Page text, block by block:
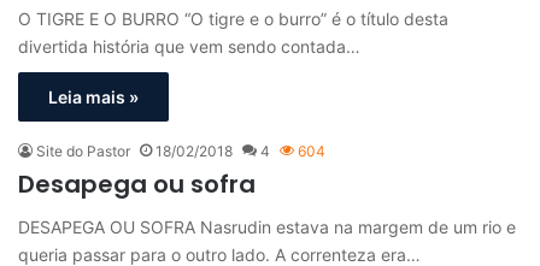
O TIGRE E O BURRO “O tigre e o burro” é o título desta
divertida história que vem sendo contada…
Leia mais »
Site do Pastor 18/02/2018 4 604
Desapega ou sofra
DESAPEGA OU SOFRA Nasrudin estava na margem de um rio e
queria passar para o outro lado. A correnteza era…